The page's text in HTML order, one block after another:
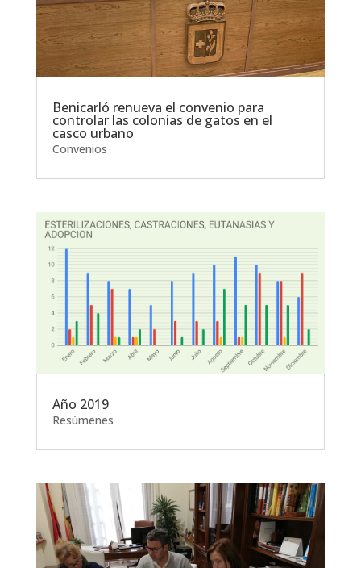
Benicarló renueva el convenio para
controlar las colonias de gatos en el
casco urbano
Convenios
Año 2019
Resúmenes